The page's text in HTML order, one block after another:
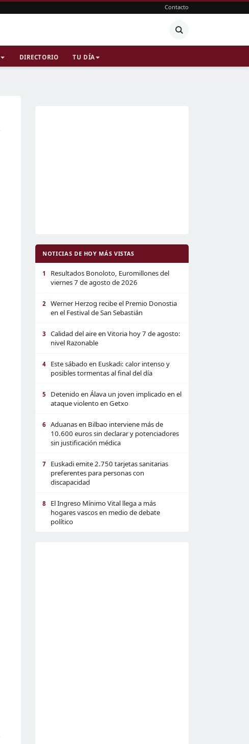
Contacto
DIRECTORIO TU DÍA
NOTICIAS DE HOY MÁS VISTAS
1
Resultados Bonoloto, Euromillones del
viernes 7 de agosto de 2026
2
Werner Herzog recibe el Premio Donostia
en el Festival de San Sebastián
3
Calidad del aire en Vitoria hoy 7 de agosto:
nivel Razonable
4
Este sábado en Euskadi: calor intenso y
posibles tormentas al final del día
5
Detenido en Álava un joven implicado en el
ataque violento en Getxo
6
Aduanas en Bilbao interviene más de
10.600 euros sin declarar y potenciadores
sin justificación médica
7
Euskadi emite 2.750 tarjetas sanitarias
preferentes para personas con
discapacidad
8
El Ingreso Mínimo Vital llega a más
hogares vascos en medio de debate
político